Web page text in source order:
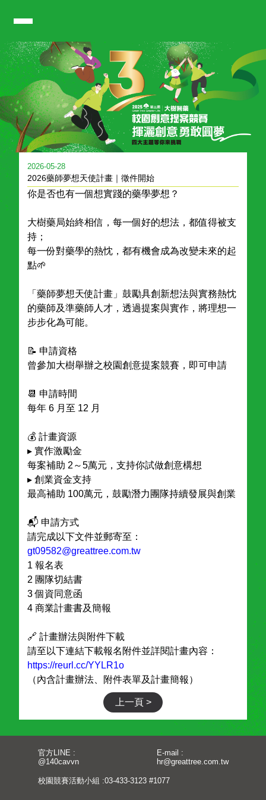
2026-05-28
2026藥師夢想天使計畫｜徵件開始
你是否也有一個想實踐的藥學夢想？
大樹藥局始終相信，每一個好的想法，都值得被支
持；
每一份對藥學的熱忱，都有機會成為改變未來的起
點🌱
「藥師夢想天使計畫」鼓勵具創新想法與實務熱忱
的藥師及準藥師人才，透過提案與實作，將理想一
步步化為可能。
📝 申請資格
曾參加大樹舉辦之校園創意提案競賽，即可申請
📆 申請時間
每年 6 月至 12 月
💰 計畫資源
▸ 實作激勵金
每案補助 2～5萬元，支持你試做創意構想
▸ 創業資金支持
最高補助 100萬元，鼓勵潛力團隊持續發展與創業
📬 申請方式
請完成以下文件並郵寄至：
gt09582@greattree.com.tw
1️ 報名表
2️ 團隊切結書
3️ 個資同意函
4️ 商業計畫書及簡報
🔗 計畫辦法與附件下載
請至以下連結下載報名附件並詳閱計畫內容：
https://reurl.cc/YYLR1o
（內含計畫辦法、附件表單及計畫簡報）
上一頁 >
官方LINE :
@140cavvn
E-mail :
hr@greattree.com.tw
校園競賽活動小組 :03-433-3123 #1077